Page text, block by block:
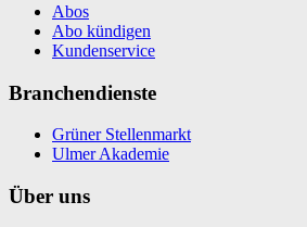
Abos
Abo kündigen
Kundenservice
Branchendienste
Grüner Stellenmarkt
Ulmer Akademie
Über uns